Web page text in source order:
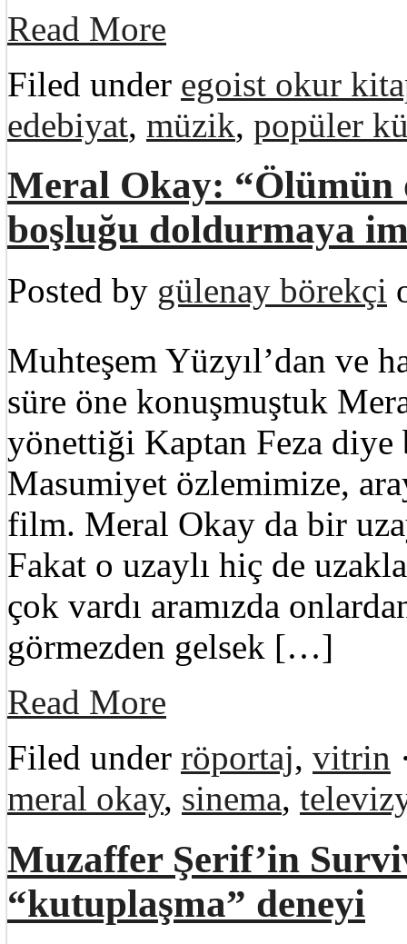
Read More
Filed under egoist okur
edebiyat, müzik, popüler
Meral Okay:
boşluğu doldurmaya
Posted by gülenay börekçi
Muhteşem Yüzyıl’dan ve
süre öne konuşmuştuk
yönettiği Kaptan Feza
Masumiyet özlemimize,
film. Meral Okay da bir
Fakat o uzaylı hiç de
çok vardı aramızda
görmezden gelsek […]
Read More
Filed under röportaj, vitrin
meral okay, sinema,
Muzaffer Şerif’in
“kutuplaşma” deneyi